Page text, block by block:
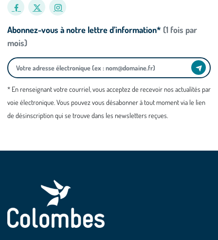
Abonnez-vous à notre lettre d’information* (1 fois par
mois)
* En renseignant votre courriel, vous acceptez de recevoir nos actualités par
voie électronique. Vous pouvez vous désabonner à tout moment via le lien
de désinscription qui se trouve dans les newsletters reçues.